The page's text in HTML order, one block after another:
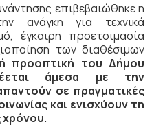
επιβεβαιώθηκε η
ανάγκη για τεχνικά
έγκαιρη προετοιμασία
των διαθέσιμων
προοπτική του Δήμου
άμεσα με την
σε πραγματικές
και ενισχύουν τη